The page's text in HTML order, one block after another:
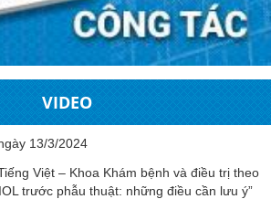
VIDEO
13/3/2024
Việt – Khoa Khám bệnh và điều trị theo
trước phẫu thuật: những điều cần lưu ý”